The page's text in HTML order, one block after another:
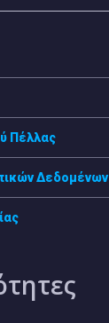
Πέλλας
Δεδομένων